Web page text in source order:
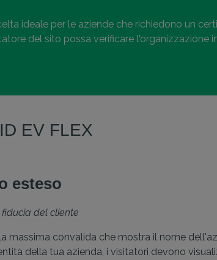
ideale per le aziende che richiedono un
del sito possa verificare l'organizzazione
EV FLEX
esteso
fiducia del cliente
massima convalida che mostra il nome
della tua azienda, i visitatori devono